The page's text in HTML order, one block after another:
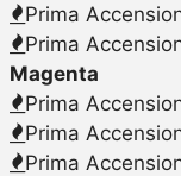
Prima
Prima
Magenta
Prima
Prima
Prima